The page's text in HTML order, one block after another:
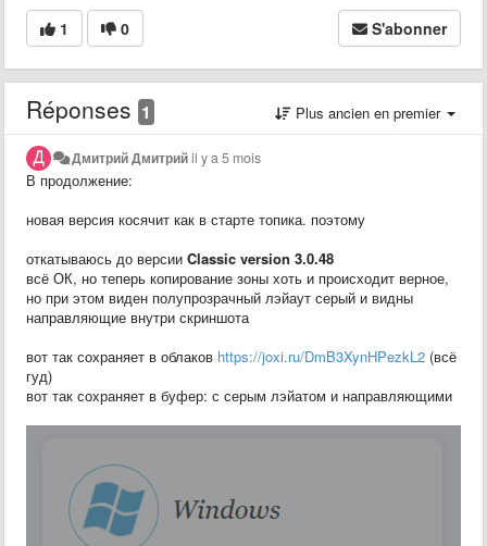
1 0 S'abonner
Réponses 1 Plus ancien en premier
Дмитрий Дмитрийil y a 5 mois
В продолжение:
новая версия косячит как в старте топика. поэтому
откатываюсь до версии Classic version 3.0.48
всё ОК, но теперь копирование зоны хоть и происходит верное,
но при этом виден полупрозрачный лэйаут серый и видны
направляющие внутри скриншота
вот так сохраняет в облаков https://joxi.ru/DmB3XynHPezkL2 (всё
гуд)
вот так сохраняет в буфер: с серым лэйатом и направляющими